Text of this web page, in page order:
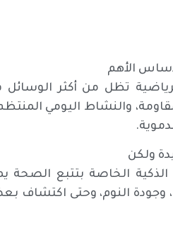
الأهم
تظل من أكثر
والنشاط اليومي
ولكن
الذكية الخاصة بتتبع
النوم، وحتى اكتشاف